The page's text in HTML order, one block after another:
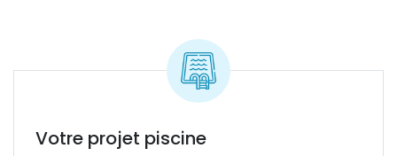
Votre projet piscine